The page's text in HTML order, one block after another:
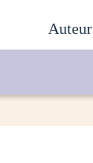
auteur